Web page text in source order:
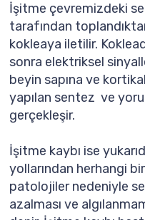
İşitme çevremizdeki
tarafından
kokleaya iletilir.
sonra elektriksel
beyin sapına ve
yapılan sentez ve
gerçekleşir.
İşitme kaybı ise
yollarından herhangi
patolojiler nedeniyle
azalması ve